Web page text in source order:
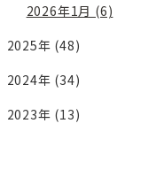
2026年1月 (6)
2025年 (48)
2024年 (34)
2023年 (13)